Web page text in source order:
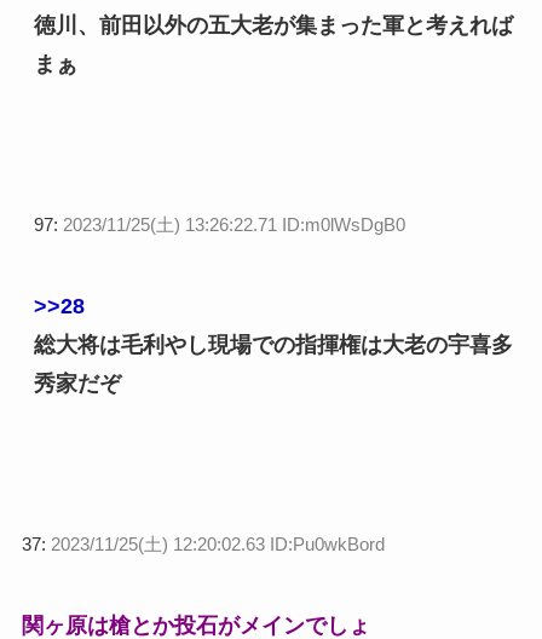
徳川、前田以外の五大老が集まった軍と考えれば
まぁ
97: 2023/11/25(土) 13:26:22.71 ID:m0lWsDgB0
>>28
総大将は毛利やし現場での指揮権は大老の宇喜多
秀家だぞ
37: 2023/11/25(土) 12:20:02.63 ID:Pu0wkBord
関ヶ原は槍とか投石がメインでしょ